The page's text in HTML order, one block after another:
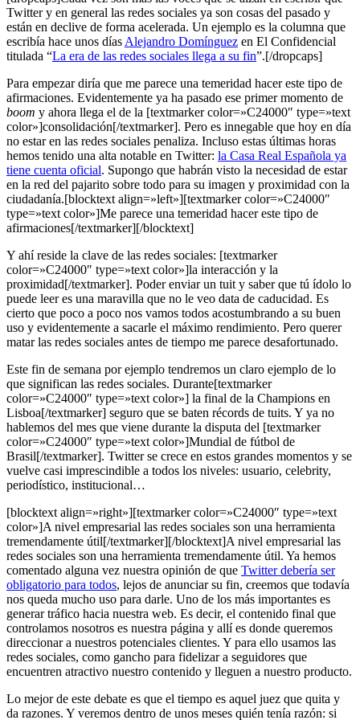
Twitter y en general las redes sociales ya son cosas del pasado y
están en declive de forma acelerada. Un ejemplo es la columna que
escribía hace unos díasAlejandro Domínguez en El Confidencial
titulada “La era de las redes sociales llega a su fin”.[/dropcaps]
Para empezar diría que me parece una temeridad hacer este tipo de
afirmaciones. Evidentemente ya ha pasado ese primer momento de
boom y ahora llega el de la [textmarker color=»C24000″ type=»text
color»]consolidación[/textmarker]. Pero es innegable que hoy en día
no estar en las redes sociales penaliza. Incluso estas últimas horas
hemos tenido una alta notable en Twitter: la Casa Real Española ya
tiene cuenta oficial. Supongo que habrán visto la necesidad de estar
en la red del pajarito sobre todo para su imagen y proximidad con la
ciudadanía.[blocktext align=»left»][textmarker color=»C24000″
type=»text color»]Me parece una temeridad hacer este tipo de
afirmaciones[/textmarker][/blocktext]
Y ahí reside la clave de las redes sociales: [textmarker
color=»C24000″ type=»text color»]la interacción y la
proximidad[/textmarker]. Poder enviar un tuit y saber que tú ídolo lo
puede leer es una maravilla que no le veo data de caducidad. Es
cierto que poco a poco nos vamos todos acostumbrando a su buen
uso y evidentemente a sacarle el máximo rendimiento. Pero querer
matar las redes sociales antes de tiempo me parece desafortunado.
Este fin de semana por ejemplo tendremos un claro ejemplo de lo
que significan las redes sociales. Durante[textmarker
color=»C24000″ type=»text color»] la final de la Champions en
Lisboa[/textmarker] seguro que se baten récords de tuits. Y ya no
hablemos del mes que viene durante la disputa del [textmarker
color=»C24000″ type=»text color»]Mundial de fútbol de
Brasil[/textmarker]. Twitter se crece en estos grandes momentos y se
vuelve casi imprescindible a todos los niveles: usuario, celebrity,
periodístico, institucional…
[blocktext align=»right»][textmarker color=»C24000″ type=»text
color»]A nivel empresarial las redes sociales son una herramienta
tremendamente útil[/textmarker][/blocktext]A nivel empresarial las
redes sociales son una herramienta tremendamente útil. Ya hemos
comentado alguna vez nuestra opinión de que Twitter debería ser
obligatorio para todos, lejos de anunciar su fin, creemos que todavía
nos queda mucho uso para darle. Uno de los más importantes es
generar tráfico hacia nuestra web. Es decir, el contenido final que
controlamos nosotros es nuestra página y allí es donde queremos
direccionar a nuestros potenciales clientes. Y para ello usamos las
redes sociales, como gancho para fidelizar a seguidores que
encuentren atractivo nuestro contenido y lleguen a nuestro producto.
Lo mejor de este debate es que el tiempo es aquel juez que quita y
da razones. Y veremos dentro de unos meses quién tenía razón: si